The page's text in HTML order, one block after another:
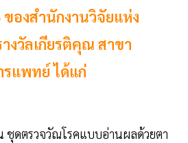
องสำนักงานวิจัยแห่ง
งวัลเกียรติคุณ สาขา
รแพทย์ ได้แก่
ชุดตรวจวัณโรคแบบอ่านผลด้วยตา